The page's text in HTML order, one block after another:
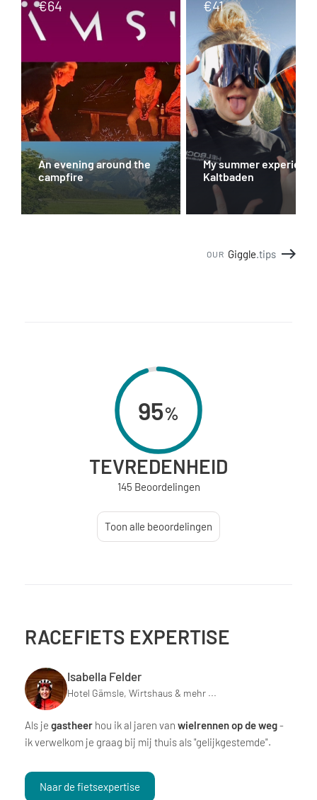
€64
An evening around the
campfire
€41
My summer
Kaltbaden
OUR Giggle.tips
95%
TEVREDENHEID
145 Beoordelingen
Toon alle beoordelingen
RACEFIETS EXPERTISE
Isabella Felder
Hotel Gämsle, Wirtshaus & mehr ...
Als je gastheer hou ik al jaren van wielrennen op de weg-
ik verwelkom je graag bij mij thuis als "gelijkgestemde".
Naar de fietsexpertise